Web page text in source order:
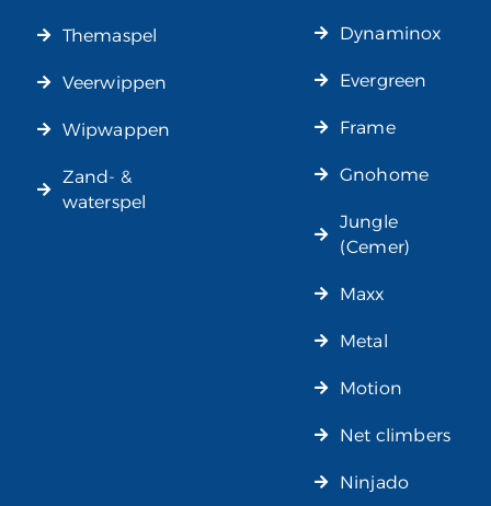
Themaspel
Veerwippen
Wipwappen
Zand- &
waterspel
Dynaminox
Evergreen
Frame
Gnohome
Jungle
(Cemer)
Maxx
Metal
Motion
Net climbers
Ninjado